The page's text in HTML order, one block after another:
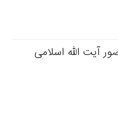
آیت الله اسلامی